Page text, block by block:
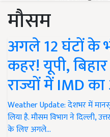
मौसम
अगले 12 घंटों के
कहर! यूपी,
राज्यों में IMD
Weather Update: देशभर में
लिया है. मौसम विभाग ने दिल्ली,
के लिए अगले…